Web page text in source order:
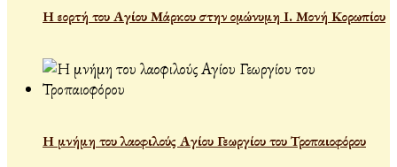
Η εορτή του Αγίου Μάρκου στην ομώνυμη Ι. Μονή Κορωπίου
Η μνήμη του λαοφιλούς Αγίου Γεωργίου του Τροπαιοφόρου